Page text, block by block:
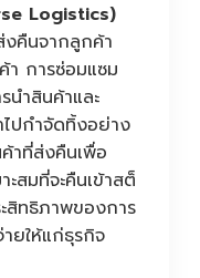
Logistics)
งคืนจากลูกค้า
การซ่อมแซม
นำสินค้าและ
ปกำจัดทิ้งอย่าง
าที่ส่งคืนเพื่อ
ะสมที่จะคืนเข้าสต็
สิทธิภาพของการ
ายให้แก่ธุรกิจ